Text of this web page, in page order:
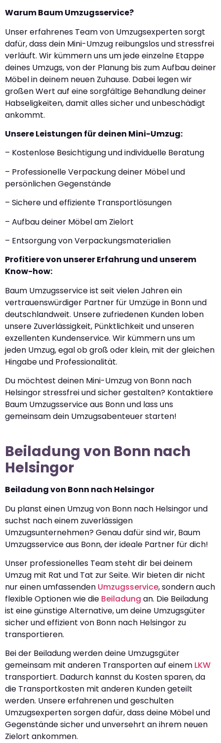
Warum Baum Umzugsservice?
Unser erfahrenes Team von Umzugsexperten sorgt
dafür, dass dein Mini-Umzug reibungslos und stressfrei
verläuft. Wir kümmern uns um jede einzelne Etappe
deines Umzugs, von der Planung bis zum Aufbau deiner
Möbel in deinem neuen Zuhause. Dabei legen wir
großen Wert auf eine sorgfältige Behandlung deiner
Habseligkeiten, damit alles sicher und unbeschädigt
ankommt.
Unsere Leistungen für deinen Mini-Umzug:
– Kostenlose Besichtigung und individuelle Beratung
– Professionelle Verpackung deiner Möbel und
persönlichen Gegenstände
– Sichere und effiziente Transportlösungen
– Aufbau deiner Möbel am Zielort
– Entsorgung von Verpackungsmaterialien
Profitiere von unserer Erfahrung und unserem
Know-how:
Baum Umzugsservice ist seit vielen Jahren ein
vertrauenswürdiger Partner für Umzüge in Bonn und
deutschlandweit. Unsere zufriedenen Kunden loben
unsere Zuverlässigkeit, Pünktlichkeit und unseren
exzellenten Kundenservice. Wir kümmern uns um
jeden Umzug, egal ob groß oder klein, mit der gleichen
Hingabe und Professionalität.
Du möchtest deinen Mini-Umzug von Bonn nach
Helsingor stressfrei und sicher gestalten? Kontaktiere
Baum Umzugsservice aus Bonn und lass uns
gemeinsam dein Umzugsabenteuer starten!
Beiladung von Bonn nach
Helsingor
Beiladung von Bonn nach Helsingor
Du planst einen Umzug von Bonn nach Helsingor und
suchst nach einem zuverlässigen
Umzugsunternehmen? Genau dafür sind wir, Baum
Umzugsservice aus Bonn, der ideale Partner für dich!
Unser professionelles Team steht dir bei deinem
Umzug mit Rat und Tat zur Seite. Wir bieten dir nicht
nur einen umfassenden Umzugsservice, sondern auch
flexible Optionen wie die Beiladung an. Die Beiladung
ist eine günstige Alternative, um deine Umzugsgüter
sicher und effizient von Bonn nach Helsingor zu
transportieren.
Bei der Beiladung werden deine Umzugsgüter
gemeinsam mit anderen Transporten auf einem LKW
transportiert. Dadurch kannst du Kosten sparen, da
die Transportkosten mit anderen Kunden geteilt
werden. Unsere erfahrenen und geschulten
Umzugsexperten sorgen dafür, dass deine Möbel und
Gegenstände sicher und unversehrt an ihrem neuen
Zielort ankommen.